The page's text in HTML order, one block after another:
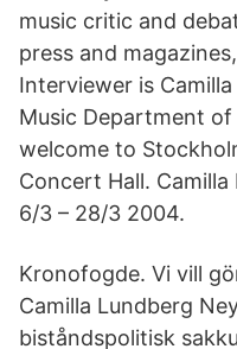
music critic and
press and
Interviewer is
Music Department of
welcome to
Concert Hall.
6/3 – 28/3 2004.
Kronofogde. Vi vill
Camilla Lundberg
biståndspolitisk